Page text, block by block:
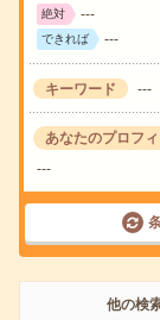
絶対 ---
できれば ---
キーワード ---
あなたのプロフ
---
他の検